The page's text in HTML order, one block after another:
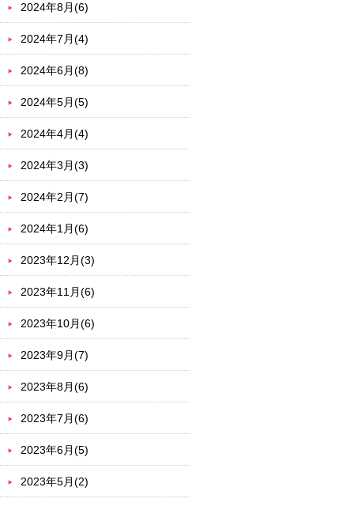
2024年8月(6)
2024年7月(4)
2024年6月(8)
2024年5月(5)
2024年4月(4)
2024年3月(3)
2024年2月(7)
2024年1月(6)
2023年12月(3)
2023年11月(6)
2023年10月(6)
2023年9月(7)
2023年8月(6)
2023年7月(6)
2023年6月(5)
2023年5月(2)